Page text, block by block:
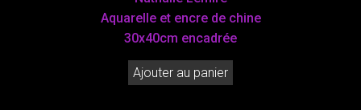
Aquarelle et encre de chine
30x40cm encadrée
Ajouter au panier